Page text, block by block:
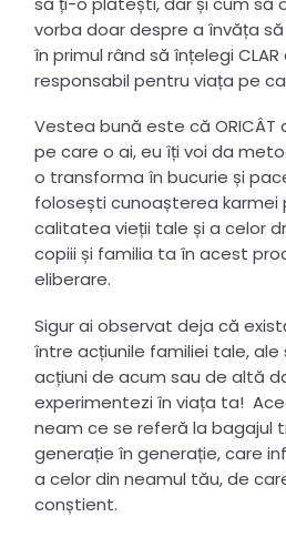
vorba doar despre a învăța
în primul rând să înțelegi
responsabil pentru viața pe
Vestea bună este că ORICÂT
pe care o ai, eu îți voi da
o transforma în bucurie și
folosești cunoașterea
calitatea vieții tale și a celor
copiii și familia ta în acest
eliberare.
Sigur ai observat deja că
între acțiunile familiei tale,
acțiuni de acum sau de altă
experimentezi în viața ta!
neam ce se referă la bagajul
generație în generație, care
a celor din neamul tău, de
conștient.